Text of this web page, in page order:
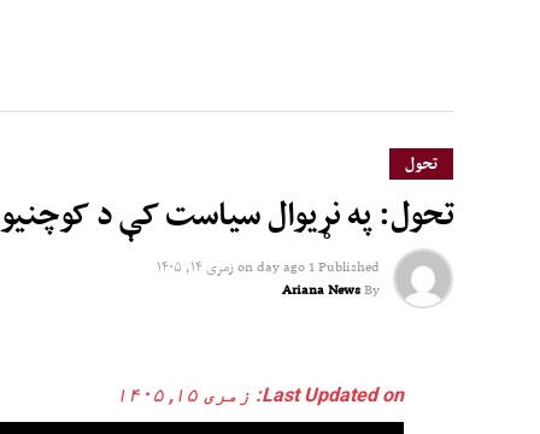
تحول
تحول: په نړیوال سیاست کې د کوچنیو
Published
1 day ago
onزمری ۱۴, ۱۴۰۵
By
Ariana News
Last Updated on: زمری ۱۵, ۱۴۰۵